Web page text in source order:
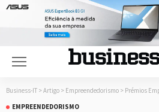
Business-IT > Artigo > Empreendedorismo > Prémios
EMPREENDEDORISMO